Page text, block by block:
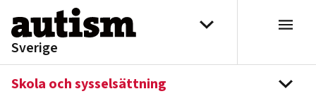
Hoppa till innehåll
Sverige
Välj distrikt
Skola och sysselsättning